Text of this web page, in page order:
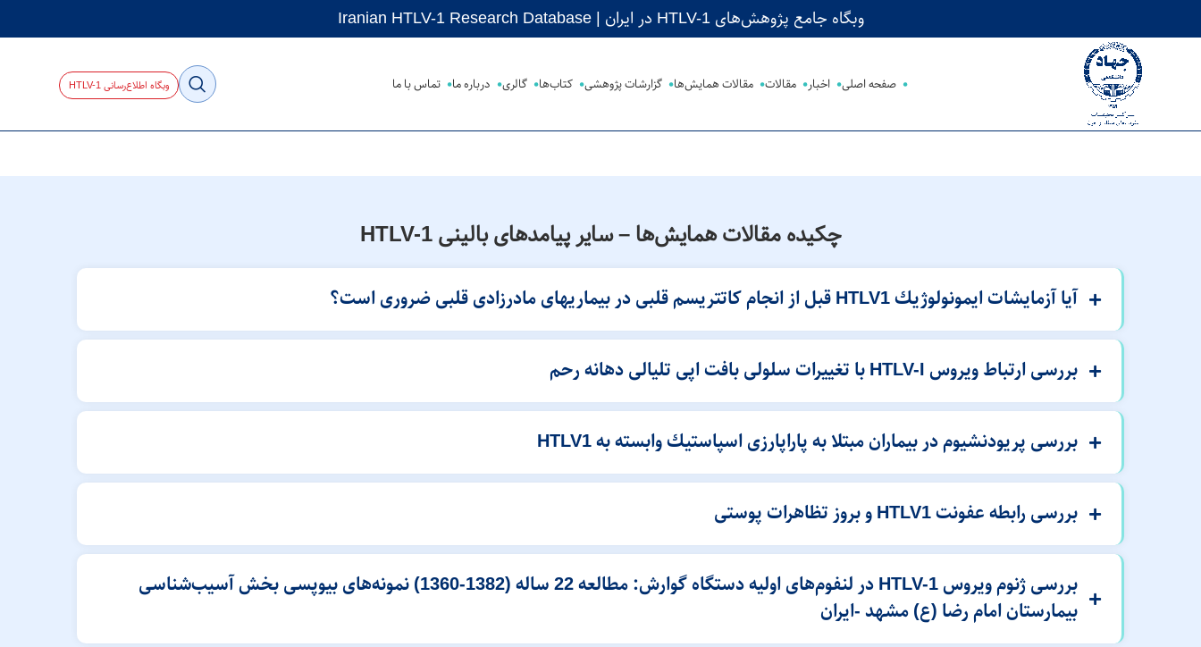
وبگاه جامع پژوهش‌های HTLV-1 در ایران | Iranian HTLV-1 Research Database
صفحه اصلی اخبار مقالات مقالات همایش‌ها گزارشات پژوهشی کتاب‌ها گالری درباره ما تماس با ما وبگاه اطلاع‌رسانی HTLV-1
چکیده مقالات همايش‌ها–سایر پیامدهای بالینی HTLV-1
آیا آزمایشات ایمونولوژیك HTLV1 قبل از انجام كاتتریسم قلبی در بیماریهای مادرزادی قلبی ضروری است؟
بررسی ارتباط ویروس HTLV-I با تغییرات سلولی بافت اپی تلیالی دهانه رحم
بررسی پریودنشیوم در بیماران مبتلا به پاراپارزی اسپاستیك وابسته به HTLV1
بررسی رابطه عفونت HTLV1 و بروز تظاهرات پوستی
بررسی ژنوم ویروس HTLV-1 در لنفوم‌های اولیه دستگاه گوارش: مطالعه 22 ساله (1382-1360) نمونه‌های بیوپسی بخش آسیب‌شناسی
بیمارستان امام رضا (ع) مشهد -ایران